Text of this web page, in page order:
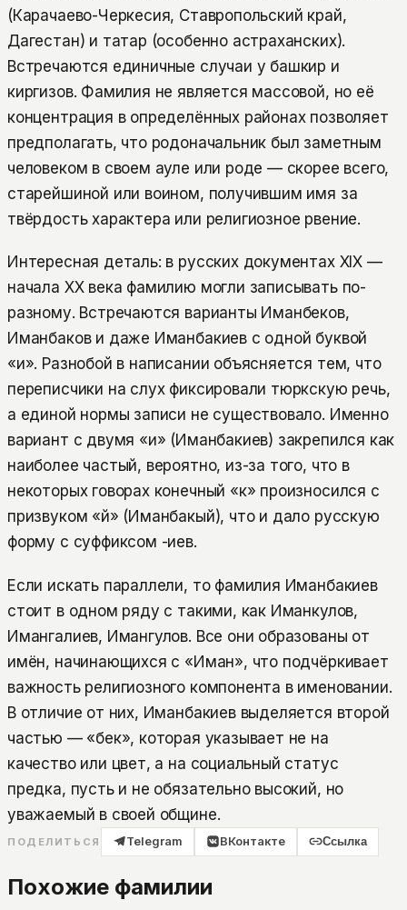
(Карачаево-Черкесия, Ставропольский край,
Дагестан) и татар (особенно астраханских).
Встречаются единичные случаи у башкир и
киргизов. Фамилия не является массовой, но её
концентрация в определённых районах позволяет
предполагать, что родоначальник был заметным
человеком в своем ауле или роде — скорее всего,
старейшиной или воином, получившим имя за
твёрдость характера или религиозное рвение.
Интересная деталь: в русских документах XIX —
начала XX века фамилию могли записывать по-
разному. Встречаются варианты Иманбеков,
Иманбаков и даже Иманбакиев с одной буквой
«и». Разнобой в написании объясняется тем, что
переписчики на слух фиксировали тюркскую речь,
а единой нормы записи не существовало. Именно
вариант с двумя «и» (Иманбакиев) закрепился как
наиболее частый, вероятно, из-за того, что в
некоторых говорах конечный «к» произносился с
призвуком «й» (Иманбакый), что и дало русскую
форму с суффиксом -иев.
Если искать параллели, то фамилия Иманбакиев
стоит в одном ряду с такими, как Иманкулов,
Имангалиев, Имангулов. Все они образованы от
имён, начинающихся с «Иман», что подчёркивает
важность религиозного компонента в именовании.
В отличие от них, Иманбакиев выделяется второй
частью — «бек», которая указывает не на
качество или цвет, а на социальный статус
предка, пусть и не обязательно высокий, но
уважаемый в своей общине.
ПОДЕЛИТЬСЯ Telegram ВКонтакте Ссылка
Похожие фамилии